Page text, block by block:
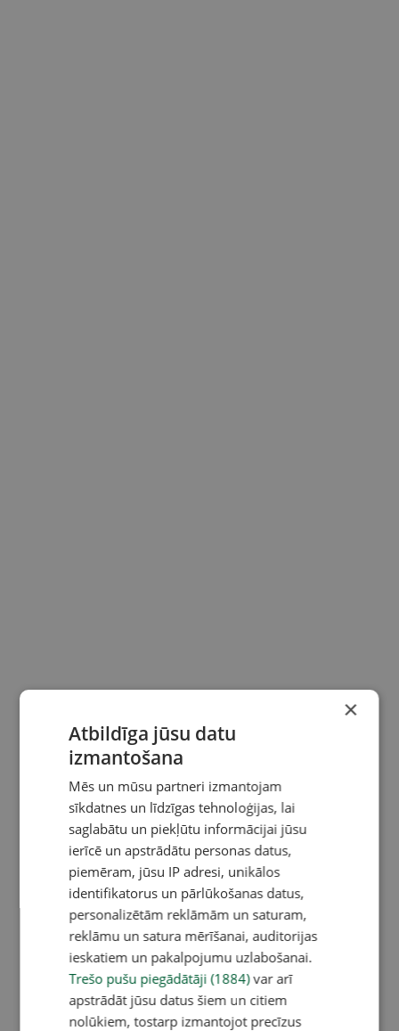
×
Atbildīga jūsu datu
izmantošana
Mēs un mūsu partneri izmantojam
sīkdatnes un līdzīgas tehnoloģijas, lai
saglabātu un piekļūtu informācijai jūsu
ierīcē un apstrādātu personas datus,
piemēram, jūsu IP adresi, unikālos
identifikatorus un pārlūkošanas datus,
personalizētām reklāmām un saturam,
reklāmu un satura mērīšanai, auditorijas
ieskatiem un pakalpojumu uzlabošanai.
Trešo pušu piegādātāji (1884)var arī
apstrādāt jūsu datus šiem un citiem
nolūkiem, tostarp izmantojot precīzus